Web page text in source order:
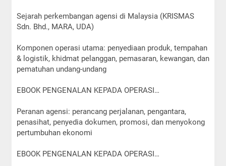
Sejarah perkembangan agensi di Malaysia (KRISMAS
Sdn. Bhd., MARA, UDA)
Komponen operasi utama: penyediaan produk, tempahan
& logistik, khidmat pelanggan, pemasaran, kewangan, dan
pematuhan undang-undang
EBOOK PENGENALAN KEPADA OPERASI…
Peranan agensi: perancang perjalanan, pengantara,
penasihat, penyedia dokumen, promosi, dan menyokong
pertumbuhan ekonomi
EBOOK PENGENALAN KEPADA OPERASI…